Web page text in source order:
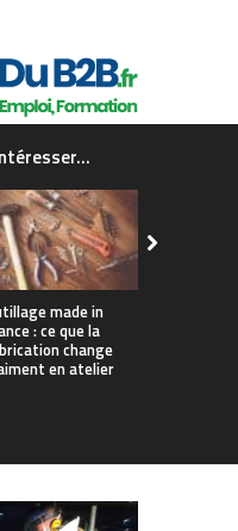
made in
: ce que la
change
en atelier